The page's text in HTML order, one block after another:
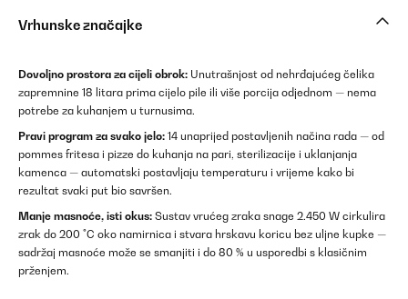
Vrhunske značajke
Dovoljno prostora za cijeli obrok: Unutrašnjost od nehrđajućeg čelika
zapremnine 18 litara prima cijelo pile ili više porcija odjednom — nema
potrebe za kuhanjem u turnusima.
Pravi program za svako jelo: 14 unaprijed postavljenih načina rada — od
pommes fritesa i pizze do kuhanja na pari, sterilizacije i uklanjanja
kamenca — automatski postavljaju temperaturu i vrijeme kako bi
rezultat svaki put bio savršen.
Manje masnoće, isti okus: Sustav vrućeg zraka snage 2.450 W cirkulira
zrak do 200 °C oko namirnica i stvara hrskavu koricu bez uljne kupke —
sadržaj masnoće može se smanjiti i do 80 % u usporedbi s klasičnim
prženjem.